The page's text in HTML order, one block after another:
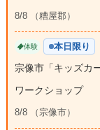
8/8 （糟屋郡）
体験 本日限り
宗像市「キッズカ
ワークショップ
8/8 （宗像市）